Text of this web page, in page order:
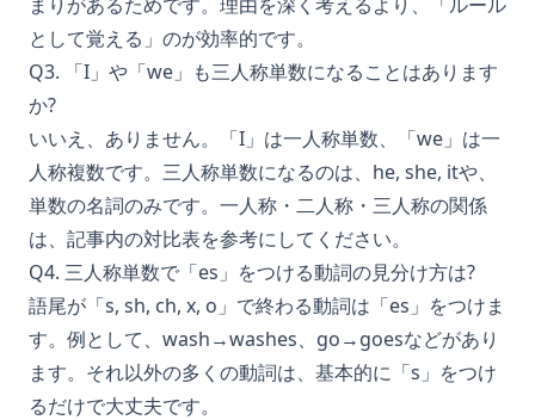
として覚える」のが効率的です。
Q3. 「I」や「we」も三人称単数になることはあります
か?
いいえ、ありません。「I」は一人称単数、「we」は一
人称複数です。三人称単数になるのは、he, she, itや、
単数の名詞のみです。一人称・二人称・三人称の関係
は、記事内の対比表を参考にしてください。
Q4. 三人称単数で「es」をつける動詞の見分け方は?
語尾が「s, sh, ch, x, o」で終わる動詞は「es」をつけま
す。例として、wash→washes、go→goesなどがあり
ます。それ以外の多くの動詞は、基本的に「s」をつけ
るだけで大丈夫です。